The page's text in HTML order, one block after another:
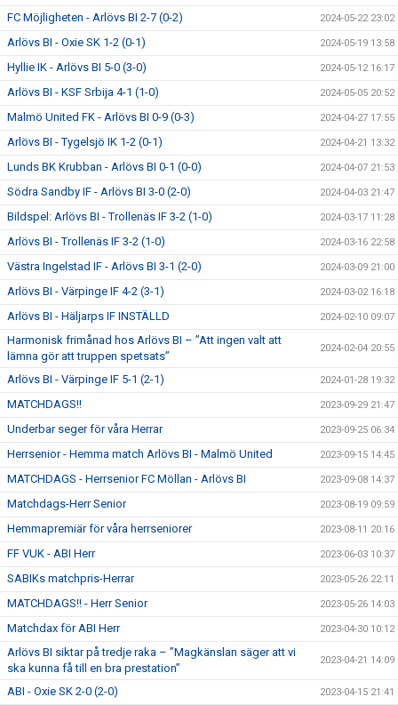
FC Möjligheten - Arlövs BI 2-7 (0-2) 2024-05-22 23:02
Arlövs BI - Oxie SK 1-2 (0-1) 2024-05-19 13:58
Hyllie IK - Arlövs BI 5-0 (3-0) 2024-05-12 16:17
Arlövs BI - KSF Srbija 4-1 (1-0) 2024-05-05 20:52
Malmö United FK - Arlövs BI 0-9 (0-3) 2024-04-27 17:55
Arlövs BI - Tygelsjö IK 1-2 (0-1) 2024-04-21 13:32
Lunds BK Krubban - Arlövs BI 0-1 (0-0) 2024-04-07 21:53
Södra Sandby IF - Arlövs BI 3-0 (2-0) 2024-04-03 21:47
Bildspel: Arlövs BI - Trollenäs IF 3-2 (1-0) 2024-03-17 11:28
Arlövs BI - Trollenäs IF 3-2 (1-0) 2024-03-16 22:58
Västra Ingelstad IF - Arlövs BI 3-1 (2-0) 2024-03-09 21:00
Arlövs BI - Värpinge IF 4-2 (3-1) 2024-03-02 16:18
Arlövs BI - Häljarps IF INSTÄLLD 2024-02-10 09:07
Harmonisk frimånad hos Arlövs BI – ”Att ingen valt att
lämna gör att truppen spetsats”
2024-02-04 20:55
Arlövs BI - Värpinge IF 5-1 (2-1) 2024-01-28 19:32
MATCHDAGS!! 2023-09-29 21:47
Underbar seger för våra Herrar 2023-09-25 06:34
Herrsenior - Hemma match Arlövs BI - Malmö United 2023-09-15 14:45
MATCHDAGS - Herrsenior FC Möllan - Arlövs BI 2023-09-08 14:37
Matchdags-Herr Senior 2023-08-19 09:59
Hemmapremiär för våra herrseniorer 2023-08-11 20:16
FF VUK - ABI Herr 2023-06-03 10:37
SABIKs matchpris-Herrar 2023-05-26 22:11
MATCHDAGS!! - Herr Senior 2023-05-26 14:03
Matchdax för ABI Herr 2023-04-30 10:12
Arlövs BI siktar på tredje raka – ”Magkänslan säger att vi
ska kunna få till en bra prestation”
2023-04-21 14:09
ABI - Oxie SK 2-0 (2-0) 2023-04-15 21:41